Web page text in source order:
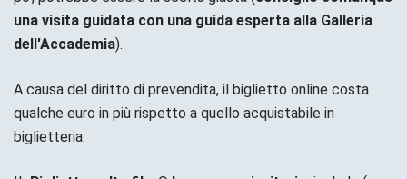
una visita guidata con una guida esperta alla Galleria
dell'Accademia).
A causa del diritto di prevendita, il biglietto online costa
qualche euro in più rispetto a quello acquistabile in
biglietteria.